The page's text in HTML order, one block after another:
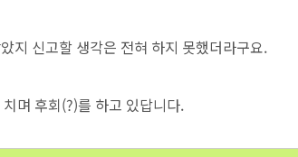
지 신고할 생각은 전혀 하지 못했더라구요.
며 후회(?)를 하고 있답니다.